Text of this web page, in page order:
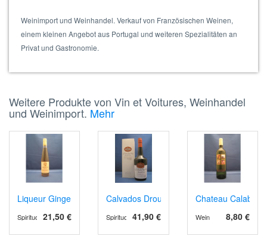
Weinimport und Weinhandel. Verkauf von Französischen Weinen,
einem kleinen Angebot aus Portugal und weiteren Spezialitäten an
Privat und Gastronomie.
Weitere Produkte von Vin et Voitures, Weinhandel
und Weinimport. Mehr
Liqueur Gingembre (Ingwer)
21,50 €
Spirituosen
Calvados Drouin Selection Réserve
41,90 €
Spirituosen
Chateau Calabre
8,80 €
Wein